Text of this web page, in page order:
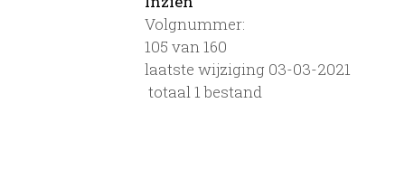
Volgnummer:
105 van 160
laatste wijziging 03-03-2021
totaal 1 bestand